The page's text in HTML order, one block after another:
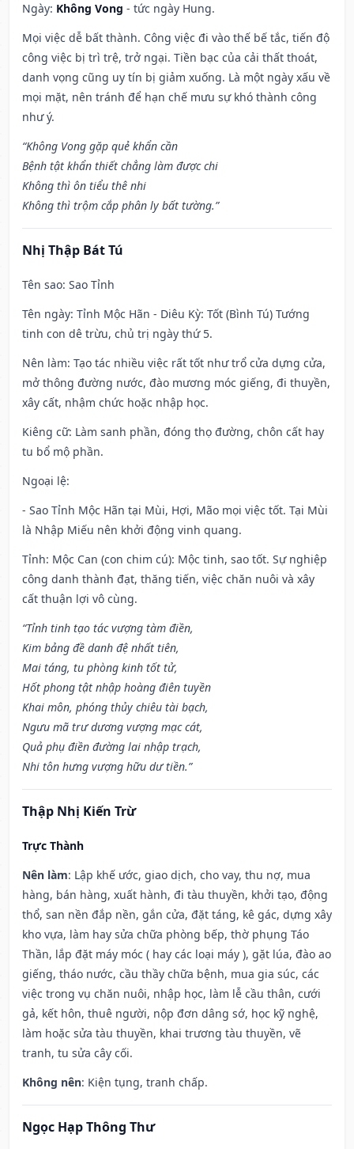
Ngày: Không Vong - tức ngày Hung.
Mọi việc dễ bất thành. Công việc đi vào thế bế tắc, tiến độ
công việc bị trì trệ, trở ngại. Tiền bạc của cải thất thoát,
danh vọng cũng uy tín bị giảm xuống. Là một ngày xấu về
mọi mặt, nên tránh để hạn chế mưu sự khó thành công
như ý.
“Không Vong gặp quẻ khẩn cần
Bệnh tật khẩn thiết chẳng làm được chi
Không thì ôn tiểu thê nhi
Không thì trộm cắp phân ly bất tường.”
Nhị Thập Bát Tú
Tên sao: Sao Tỉnh
Tên ngày: Tỉnh Mộc Hãn - Diêu Kỳ: Tốt (Bình Tú) Tướng
tinh con dê trừu, chủ trị ngày thứ 5.
Nên làm: Tạo tác nhiều việc rất tốt như trổ cửa dựng cửa,
mở thông đường nước, đào mương móc giếng, đi thuyền,
xây cất, nhậm chức hoặc nhập học.
Kiêng cữ: Làm sanh phần, đóng thọ đường, chôn cất hay
tu bổ mộ phần.
Ngoại lệ:
- Sao Tỉnh Mộc Hãn tại Mùi, Hợi, Mão mọi việc tốt. Tại Mùi
là Nhập Miếu nên khởi động vinh quang.
Tỉnh: Mộc Can (con chim cú): Mộc tinh, sao tốt. Sự nghiệp
công danh thành đạt, thăng tiến, việc chăn nuôi và xây
cất thuận lợi vô cùng.
“Tỉnh tinh tạo tác vượng tàm điền,
Kim bảng đề danh đệ nhất tiên,
Mai táng, tu phòng kinh tốt tử,
Hốt phong tật nhập hoàng điên tuyền
Khai môn, phóng thủy chiêu tài bạch,
Ngưu mã trư dương vượng mạc cát,
Quả phụ điền đường lai nhập trạch,
Nhi tôn hưng vượng hữu dư tiền.”
Thập Nhị Kiến Trừ
Trực Thành
Nên làm: Lập khế ước, giao dịch, cho vay, thu nợ, mua
hàng, bán hàng, xuất hành, đi tàu thuyền, khởi tạo, động
thổ, san nền đắp nền, gắn cửa, đặt táng, kê gác, dựng xây
kho vựa, làm hay sửa chữa phòng bếp, thờ phụng Táo
Thần, lắp đặt máy móc ( hay các loại máy ), gặt lúa, đào ao
giếng, tháo nước, cầu thầy chữa bệnh, mua gia súc, các
việc trong vụ chăn nuôi, nhập học, làm lễ cầu thân, cưới
gả, kết hôn, thuê người, nộp đơn dâng sớ, học kỹ nghệ,
làm hoặc sửa tàu thuyền, khai trương tàu thuyền, vẽ
tranh, tu sửa cây cối.
Không nên: Kiện tụng, tranh chấp.
Ngọc Hạp Thông Thư